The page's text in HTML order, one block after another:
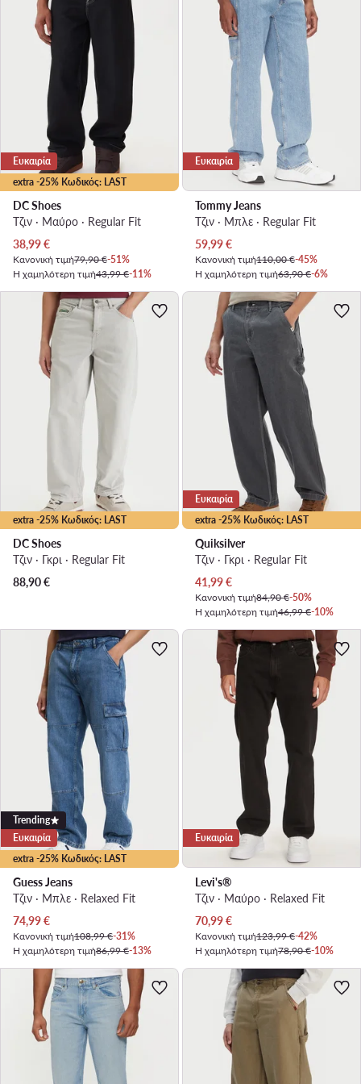
extra -25% Κωδικός: LAST
Ευκαιρία
DC Shoes
Τζιν · Μαύρο · Regular Fit
Τρέχουσα τιμή
38,99€
Κανονική τιμή79,90 €-51%
Η χαμηλότερη τιμή43,99 €-11%
Ευκαιρία
Tommy Jeans
Τζιν · Μπλε · Regular Fit
Τρέχουσα τιμή
59,99€
Κανονική τιμή110,00 €-45%
Η χαμηλότερη τιμή63,90 €-6%
extra -25% Κωδικός: LAST
DC Shoes
Τζιν · Γκρι · Regular Fit
88,90€
extra -25% Κωδικός: LAST
Ευκαιρία
Quiksilver
Τζιν · Γκρι · Regular Fit
Τρέχουσα τιμή
41,99€
Κανονική τιμή84,90 €-50%
Η χαμηλότερη τιμή46,99 €-10%
extra -25% Κωδικός: LAST
Trending
Ευκαιρία
Guess Jeans
Τζιν · Μπλε · Relaxed Fit
Τρέχουσα τιμή
74,99€
Κανονική τιμή108,99 €-31%
Η χαμηλότερη τιμή86,99 €-13%
Ευκαιρία
Levi's®
Τζιν · Μαύρο · Relaxed Fit
Τρέχουσα τιμή
70,99€
Κανονική τιμή123,99 €-42%
Η χαμηλότερη τιμή78,90 €-10%